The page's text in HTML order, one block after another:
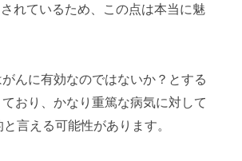
れているため、この点は本当に魅
んに有効なのではないか？とする
おり、かなり重篤な病気に対して
言える可能性があります。